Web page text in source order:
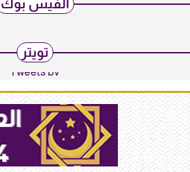
الفيس بوك
تويتر
Tweets by